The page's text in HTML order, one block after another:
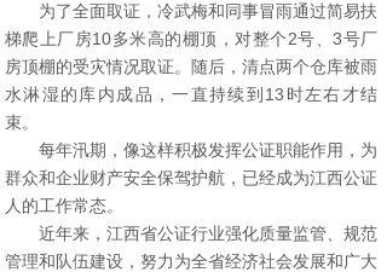
为了全面取证，冷武梅和同事冒雨通过简易扶
梯爬上厂房10多米高的棚顶，对整个2号、3号厂
房顶棚的受灾情况取证。随后，清点两个仓库被雨
水淋湿的库内成品，一直持续到13时左右才结
束。
每年汛期，像这样积极发挥公证职能作用，为
群众和企业财产安全保驾护航，已经成为江西公证
人的工作常态。
近年来，江西省公证行业强化质量监管、规范
管理和队伍建设，努力为全省经济社会发展和广大